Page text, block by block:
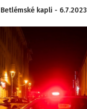
kapli - 6.7.2023